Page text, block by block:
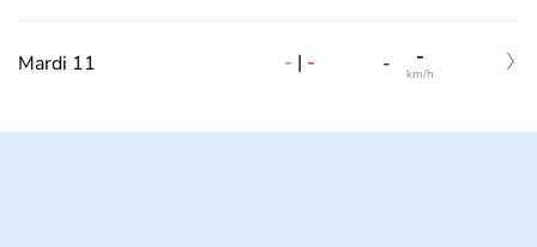
Mardi 11 - | - - -
km/h